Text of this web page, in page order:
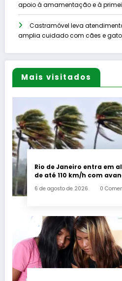
apoio à amamentação e à
Castramóvel leva
amplia cuidado com cães e
Mais visitados
Rio de Janeiro entra em
de até 110 km/h com
6 de agosto de 2026 0